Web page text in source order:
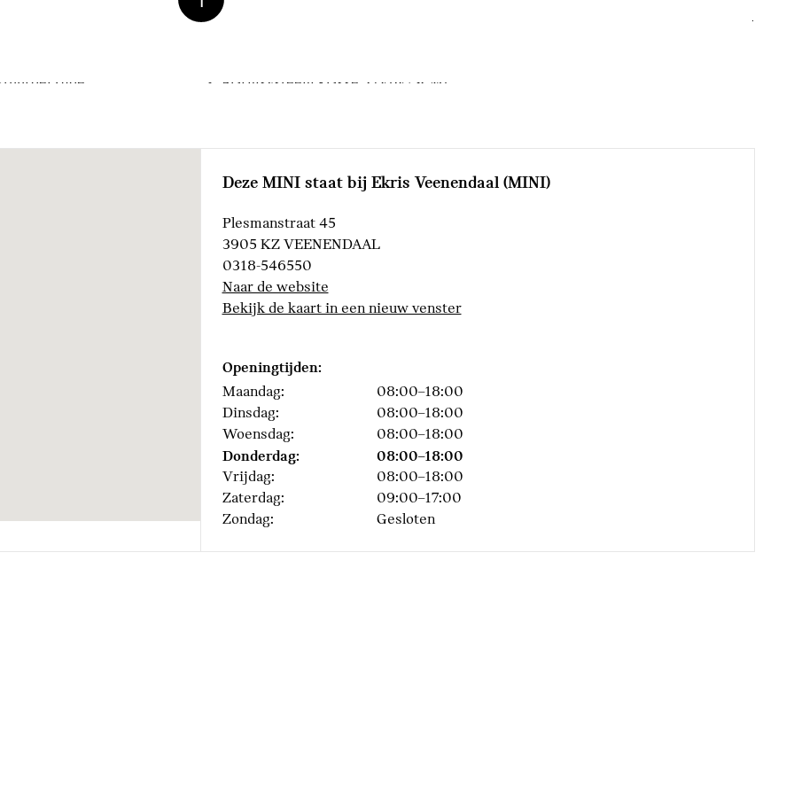
Alarmsysteem klasse 3 (VbV/SCM)
Adaptief onderstel
Actieve Voetgangersbescherming
Deze MINI staat bij Ekris Veenendaal (MINI)
Plesmanstraat 45
3905 KZ VEENENDAAL
0318-546550
Naar de website
Bekijk de kaart in een nieuw venster
Openingtijden:
Maandag:
08:00–18:00
Dinsdag:
08:00–18:00
Woensdag:
08:00–18:00
Donderdag: 08:00–18:00
Vrijdag:
08:00–18:00
Zaterdag:
09:00–17:00
Zondag:
Gesloten